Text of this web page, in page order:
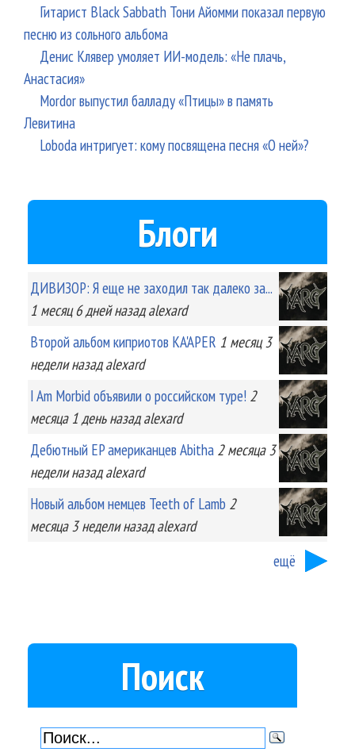
Гитарист Black Sabbath Тони Айомми показал первую
песню из сольного альбома
Денис Клявер умоляет ИИ-модель: «Не плачь,
Анастасия»
Mordor выпустил балладу «Птицы» в память
Левитина
Loboda интригует: кому посвящена песня «О ней»?
Блоги
ДИВИЗОР: Я еще не заходил так далеко за...
1 месяц 6 днейназад alexard
Второй альбом киприотов KA'APER 1 месяц 3
неделиназад alexard
I Am Morbid объявили о российском туре! 2
месяца 1 деньназад alexard
Дебютный EP американцев Abitha 2 месяца 3
неделиназад alexard
Новый альбом немцев Teeth of Lamb 2
месяца 3 неделиназад alexard
ещё
Поиск